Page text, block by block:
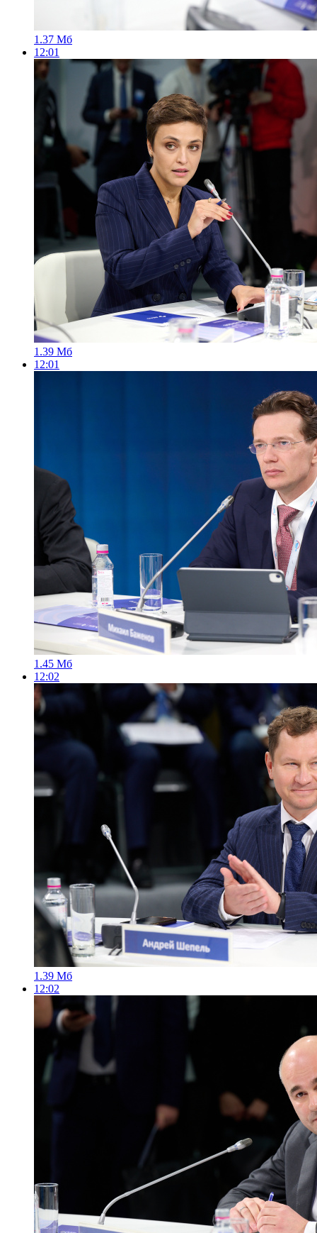
1.37 Мб
12:01
1.39 Мб
12:01
1.45 Мб
12:02
1.39 Мб
12:02